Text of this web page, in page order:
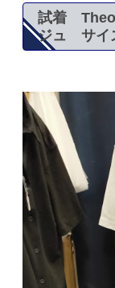
試着
ジュ サイ